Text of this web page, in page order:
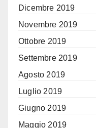
Dicembre 2019
Novembre 2019
Ottobre 2019
Settembre 2019
Agosto 2019
Luglio 2019
Giugno 2019
Maggio 2019